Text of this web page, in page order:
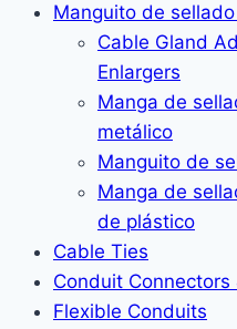
Manguito de
Cable Gland
Enlargers
Manga de
metálico
Manguito de
Manga de
de plástico
Cable Ties
Conduit Connectors
Flexible Conduits